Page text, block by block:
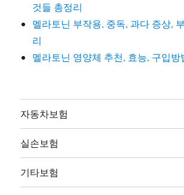
것들 총정리
멜라토닌 부작용, 중독, 과다 증상,
리
멜라토닌 영양체 추천, 효능, 구입방
자동차보험
실손보험
기타보험